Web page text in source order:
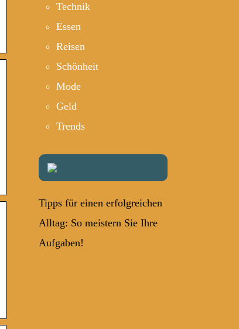
Technik
Essen
Reisen
Schönheit
Mode
Geld
Trends
Tipps für einen erfolgreichen
Alltag: So meistern Sie Ihre
Aufgaben!